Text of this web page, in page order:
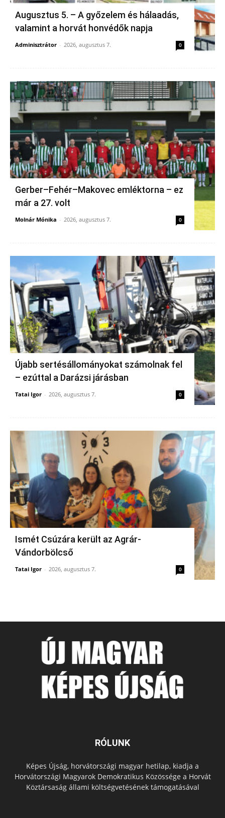
Augusztus 5. – A győzelem és hálaadás,
valamint a horvát honvédők napja
Adminisztrátor - 2026, augusztus 7. 0
Gerber–Fehér–Makovec emléktorna – ez
már a 27. volt
Molnár Mónika - 2026, augusztus 7. 0
Újabb sertésállományokat számolnak fel
– ezúttal a Darázsi járásban
Tatai Igor - 2026, augusztus 7. 0
Ismét Csúzára került az Agrár-
Vándorbölcső
Tatai Igor - 2026, augusztus 7. 0
RÓLUNK
Képes Újság, horvátországi magyar hetilap, kiadja a
Horvátországi Magyarok Demokratikus Közössége a Horvát
Köztársaság állami költségvetésének támogatásával